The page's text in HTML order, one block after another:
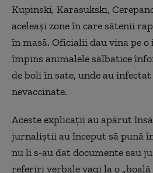
Kupinski, Karasukski,
aceleași zone în care sătenii
în masă. Oficialii dau vina pe o
împins animalele sălbatice
de boli în sate, unde au
nevaccinate.
Aceste explicații au apărut
jurnaliștii au început să pună
nu li s-au dat documente sau
referiri verbale vagi la o „boală